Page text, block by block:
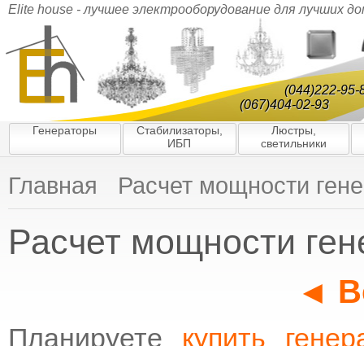
Elite house - лучшее электрооборудование для лучших
(044)222-95-
(067)404-02-93
Главная Расчет мощности
Расчет мощности
◄
Планируете купить
Генераторы
Стабилизаторы,
ИБП
Люстры,
светильники